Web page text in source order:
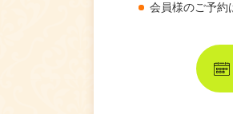
会員様のご予約